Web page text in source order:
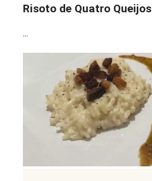
Pães
Sopas
Risoto de Quatro Queijos
...